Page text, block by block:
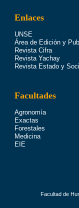
Enlaces
UNSE
Área de Edición y
Revista Cifra
Revista Yachay
Revista Estado y
Facultades
Agronomía
Exactas
Forestales
Medicina
EIE
Facultad de